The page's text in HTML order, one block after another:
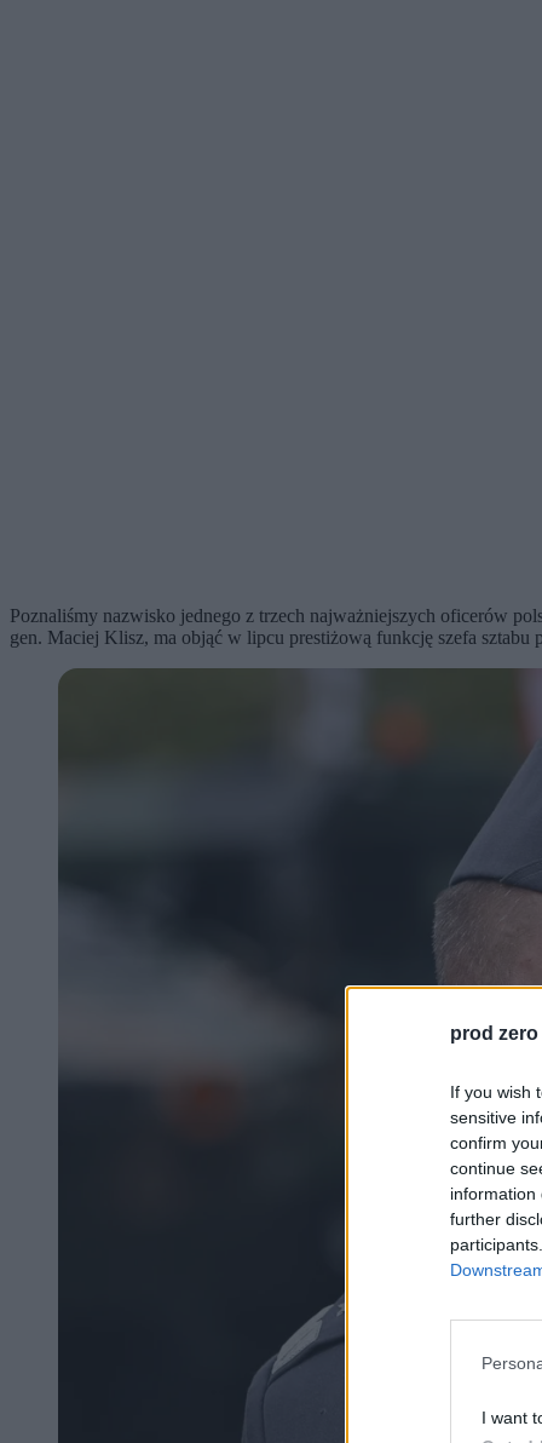
prod zero
If you wish
sensitive
confirm
continue
information
further
I want
Poznaliśmy nazwisko jednego z trzech najważniejszych oficerów
gen. Maciej Klisz, ma objąć w lipcu prestiżową funkcję szefa sztabu